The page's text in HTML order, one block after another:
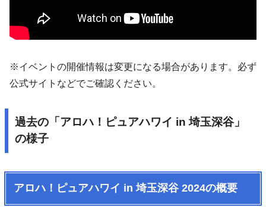
※イベントの開催情報は変更になる場合があります。必ず
公式サイトなどでご確認ください。
過去の「アロハ！ピュアハワイ in 埼玉深谷」
の様子
アロハ！ピュアハワイ in 埼玉深谷 2024の概要